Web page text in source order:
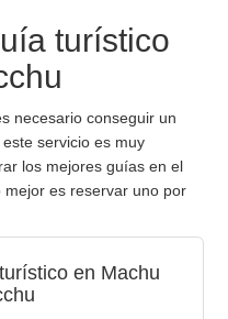
turístico
necesario conseguir un
servicio es muy
los mejores guías en el
es reservar uno por
en Machu